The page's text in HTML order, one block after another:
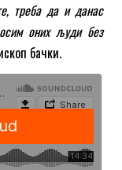
треба да и данас
оних људи без
бачки.